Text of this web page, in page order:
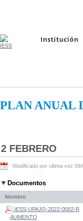
Institución
PLAN ANUAL
2 FEBRERO
Modificado por última vez
Documentos
Nombre
IESS-UPAJQ-2022-0002-R
AUMENTO